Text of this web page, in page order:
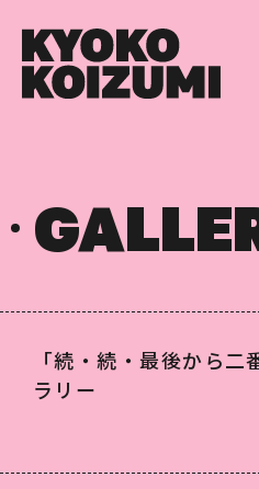
「続・続・最後から
ラリー